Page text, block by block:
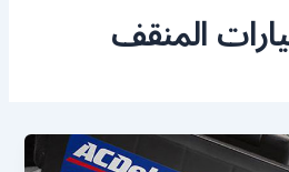
المنقف